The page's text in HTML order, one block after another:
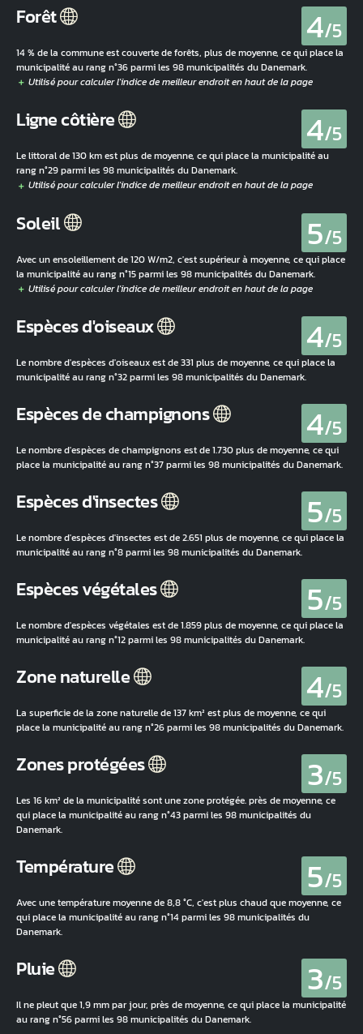
Forêt 4/5
14 % de la commune est couverte de forêts, plus de moyenne, ce qui place la
municipalité au rang n°36 parmi les 98 municipalités du Danemark.
Ligne côtière 4/5
Le littoral de 130 km est plus de moyenne, ce qui place la municipalité au
rang n°29 parmi les 98 municipalités du Danemark.
Soleil 5/5
Avec un ensoleillement de 120 W/m2, c'est supérieur à moyenne, ce qui place
la municipalité au rang n°15 parmi les 98 municipalités du Danemark.
Espèces d'oiseaux 4/5
Le nombre d'espèces d'oiseaux est de 331 plus de moyenne, ce qui place la
municipalité au rang n°32 parmi les 98 municipalités du Danemark.
Espèces de champignons 4/5
Le nombre d'espèces de champignons est de 1.730 plus de moyenne, ce qui
place la municipalité au rang n°37 parmi les 98 municipalités du Danemark.
Espèces d'insectes 5/5
Le nombre d'espèces d'insectes est de 2.651 plus de moyenne, ce qui place la
municipalité au rang n°8 parmi les 98 municipalités du Danemark.
Espèces végétales 5/5
Le nombre d'espèces végétales est de 1.859 plus de moyenne, ce qui place la
municipalité au rang n°12 parmi les 98 municipalités du Danemark.
Zone naturelle 4/5
La superficie de la zone naturelle de 137 km² est plus de moyenne, ce qui
place la municipalité au rang n°26 parmi les 98 municipalités du Danemark.
Zones protégées 3/5
Les 16 km² de la municipalité sont une zone protégée. près de moyenne, ce
qui place la municipalité au rang n°43 parmi les 98 municipalités du
Danemark.
Température 5/5
Avec une température moyenne de 8,8 °C, c'est plus chaud que moyenne, ce
qui place la municipalité au rang n°14 parmi les 98 municipalités du
Danemark.
Pluie 3/5
Il ne pleut que 1,9 mm par jour, près de moyenne, ce qui place la municipalité
au rang n°56 parmi les 98 municipalités du Danemark.